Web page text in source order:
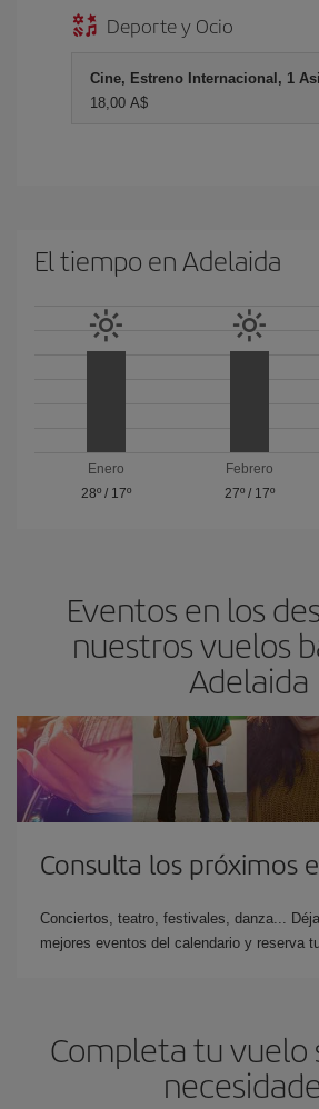
Deporte y Ocio
Cine, Estreno Internacional, 1
18,00 A$
El tiempo en Adelaida
Enero
28º/ 17º
Febrero
27º/ 17º
Eventos en los
nuestros vuelos
Adelaida
Consulta los próximos
Conciertos, teatro, festivales, danza...
mejores eventos del calendario y reserva
Completa tu vuelo